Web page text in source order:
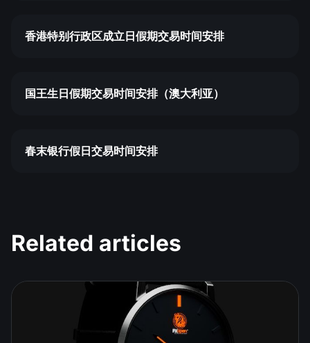
香港特别行政区成立日假期交易时间安排
国王生日假期交易时间安排（澳大利亚）
春末银行假日交易时间安排
Related articles